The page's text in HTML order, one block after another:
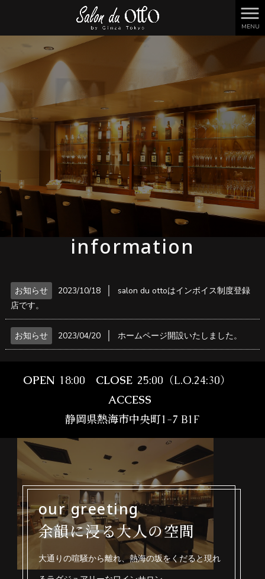
MENU
information
お知らせ 2023/10/18
salon du ottoはインボイス制度登録
店です。
お知らせ 2023/04/20 ホームページ開設いたしました。
OPEN 18:00 CLOSE 25:00（L.O.24:30）
ACCESS
静岡県熱海市中央町1-7 B1F
our greeting
余韻に浸る大人の空間
大通りの喧騒から離れ、熱海の坂をくだると現れ